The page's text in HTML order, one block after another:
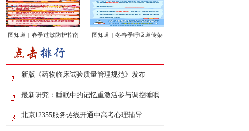
图知道｜春季过敏防护指南
图知道｜冬春季呼吸道传染
新版《药物临床试验质量管理规范》发布
最新研究：睡眠中的记忆重激活参与调控睡眠
动态
北京12355服务热线开通中高考心理辅导